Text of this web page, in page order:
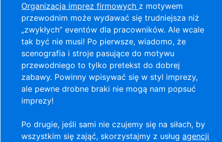
Organizacja imprez firmowych z motywem
przewodnim może wydawać się trudniejsza niż
„zwykłych” eventów dla pracowników. Ale wcale
tak być nie musi! Po pierwsze, wiadomo, że
scenografia i stroje pasujące do motywu
przewodniego to tylko pretekst do dobrej
zabawy. Powinny wpisywać się w styl imprezy,
ale pewne drobne braki nie mogą nam popsuć
imprezy!
Po drugie, jeśli sami nie czujemy się na siłach, by
wszystkim się zająć, skorzystajmy z usługagencji